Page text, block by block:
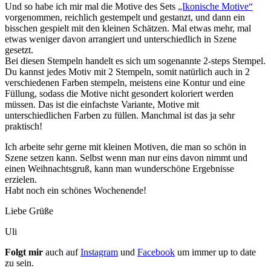
Und so habe ich mir mal die Motive des Sets „Ikonische Motive“
vorgenommen, reichlich gestempelt und gestanzt, und dann ein
bisschen gespielt mit den kleinen Schätzen. Mal etwas mehr, mal
etwas weniger davon arrangiert und unterschiedlich in Szene
gesetzt.
Bei diesen Stempeln handelt es sich um sogenannte 2-steps Stempel.
Du kannst jedes Motiv mit 2 Stempeln, somit natürlich auch in 2
verschiedenen Farben stempeln, meistens eine Kontur und eine
Füllung, sodass die Motive nicht gesondert koloriert werden
müssen. Das ist die einfachste Variante, Motive mit
unterschiedlichen Farben zu füllen. Manchmal ist das ja sehr
praktisch!
Ich arbeite sehr gerne mit kleinen Motiven, die man so schön in
Szene setzen kann. Selbst wenn man nur eins davon nimmt und
einen Weihnachtsgruß, kann man wunderschöne Ergebnisse
erzielen.
Habt noch ein schönes Wochenende!
Liebe Grüße
Uli
Folgt mir auch aufInstagram und Facebook um immer up to date
zu sein.